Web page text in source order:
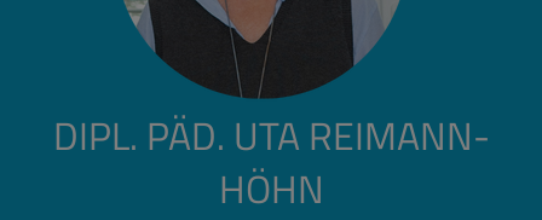
DIPL. PÄD. UTA REIMANN-
HÖHN